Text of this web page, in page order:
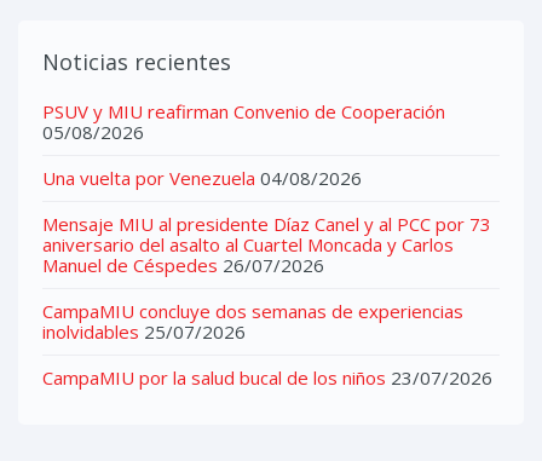
Noticias recientes
PSUV y MIU reafirman Convenio de Cooperación
05/08/2026
Una vuelta por Venezuela 04/08/2026
Mensaje MIU al presidente Díaz Canel y al PCC por 73
aniversario del asalto al Cuartel Moncada y Carlos
Manuel de Céspedes 26/07/2026
CampaMIU concluye dos semanas de experiencias
inolvidables 25/07/2026
CampaMIU por la salud bucal de los niños 23/07/2026